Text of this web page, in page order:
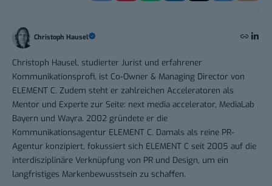
Christoph Hausel
Christoph Hausel, studierter Jurist und erfahrener
Kommunikationsprofi, ist Co-Owner & Managing Director von
ELEMENT C. Zudem steht er zahlreichen Acceleratoren als
Mentor und Experte zur Seite: next media accelerator, MediaLab
Bayern und Wayra. 2002 gründete er die
Kommunikationsagentur ELEMENT C. Damals als reine PR-
Agentur konzipiert, fokussiert sich ELEMENT C seit 2005 auf die
interdisziplinäre Verknüpfung von PR und Design, um ein
langfristiges Markenbewusstsein zu schaffen.